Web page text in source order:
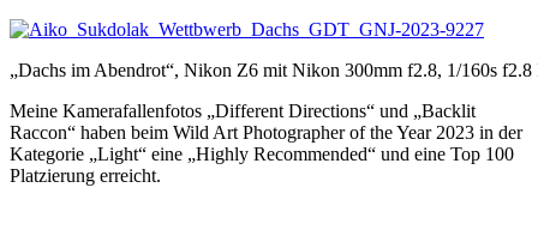
„Dachs im Abendrot“, Nikon Z6 mit Nikon 300mm f2.8, 1/160s f2.8
Meine Kamerafallenfotos „Different Directions“ und „Backlit
Raccon“ haben beim Wild Art Photographer of the Year 2023 in der
Kategorie „Light“ eine „Highly Recommended“ und eine Top 100
Platzierung erreicht.